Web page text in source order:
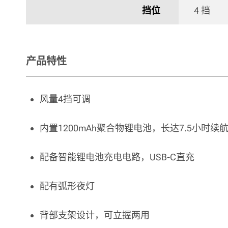
挡位 4 挡
产品特性
风量4挡可调
内置1200mAh聚合物锂电池，长达7.5小时续
配备智能锂电池充电电路，USB-C直充
配有弧形夜灯
背部支架设计，可立握两用